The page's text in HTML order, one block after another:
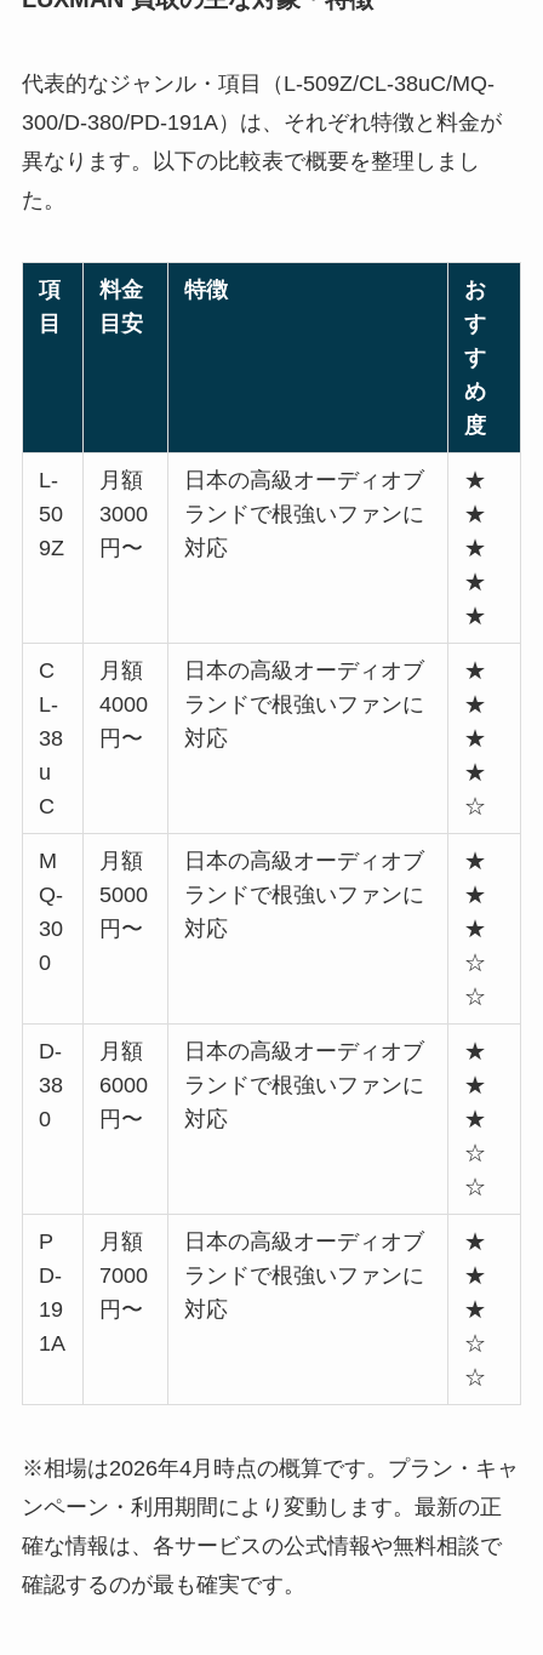
代表的なジャンル・項目（L-509Z/CL-38uC/MQ-
300/D-380/PD-191A）は、それぞれ特徴と料金が
異なります。以下の比較表で概要を整理しまし
た。
項
目
料金
目安
特徴
お
す
す
め
度
L-
50
9Z
月額
3000
円〜
日本の高級オーディオブ
ランドで根強いファンに
対応
★
★
★
★
★
C
L-
38
u
C
月額
4000
円〜
日本の高級オーディオブ
ランドで根強いファンに
対応
★
★
★
★
☆
M
Q-
30
0
月額
5000
円〜
日本の高級オーディオブ
ランドで根強いファンに
対応
★
★
★
☆
☆
D-
38
0
月額
6000
円〜
日本の高級オーディオブ
ランドで根強いファンに
対応
★
★
★
☆
☆
P
D-
19
1A
月額
7000
円〜
日本の高級オーディオブ
ランドで根強いファンに
対応
★
★
★
☆
☆
※相場は2026年4月時点の概算です。プラン・キャ
ンペーン・利用期間により変動します。最新の正
確な情報は、各サービスの公式情報や無料相談で
確認するのが最も確実です。